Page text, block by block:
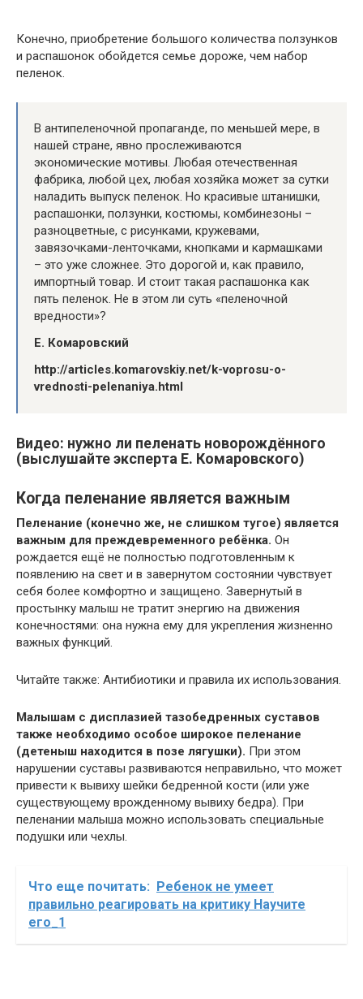
Конечно, приобретение большого количества ползунков
и распашонок обойдется семье дороже, чем набор
пеленок.
В антипеленочной пропаганде, по меньшей мере, в
нашей стране, явно прослеживаются
экономические мотивы. Любая отечественная
фабрика, любой цех, любая хозяйка может за сутки
наладить выпуск пеленок. Но красивые штанишки,
распашонки, ползунки, костюмы, комбинезоны –
разноцветные, с рисунками, кружевами,
завязочками-ленточками, кнопками и кармашками
– это уже сложнее. Это дорогой и, как правило,
импортный товар. И стоит такая распашонка как
пять пеленок. Не в этом ли суть «пеленочной
вредности»?
Е. Комаровский
http://articles.komarovskiy.net/k-voprosu-o-
vrednosti-pelenaniya.html
Видео: нужно ли пеленать новорождённого
(выслушайте эксперта Е. Комаровского)
Когда пеленание является важным
Пеленание (конечно же, не слишком тугое) является
важным для преждевременного ребёнка. Он
рождается ещё не полностью подготовленным к
появлению на свет и в завернутом состоянии чувствует
себя более комфортно и защищено. Завернутый в
простынку малыш не тратит энергию на движения
конечностями: она нужна ему для укрепления жизненно
важных функций.
Читайте также: Антибиотики и правила их использования.
Малышам с дисплазией тазобедренных суставов
также необходимо особое широкое пеленание
(детеныш находится в позе лягушки). При этом
нарушении суставы развиваются неправильно, что может
привести к вывиху шейки бедренной кости (или уже
существующему врожденному вывиху бедра). При
пеленании малыша можно использовать специальные
подушки или чехлы.
Что еще почитать: Ребенок не умеет
правильно реагировать на критику Научите
его_1